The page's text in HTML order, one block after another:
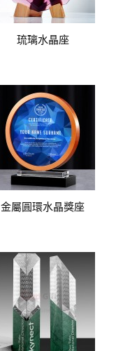
琉璃水晶座
金屬圓環水晶獎座